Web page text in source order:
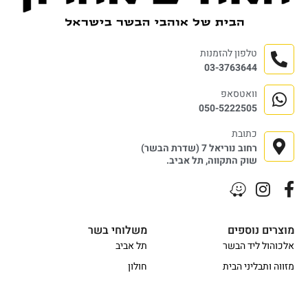
משלוחי בשר
תל אביב
חולון
מוצרים נוספים
אלכוהול ליד הבשר
מזווה ותבליני הבית
טלפון להזמנות
03-3763644
וואטסאפ
050-5222505
כתובת
רחוב נוריאל 7 (שדרת הבשר)
שוק התקווה, תל אביב.